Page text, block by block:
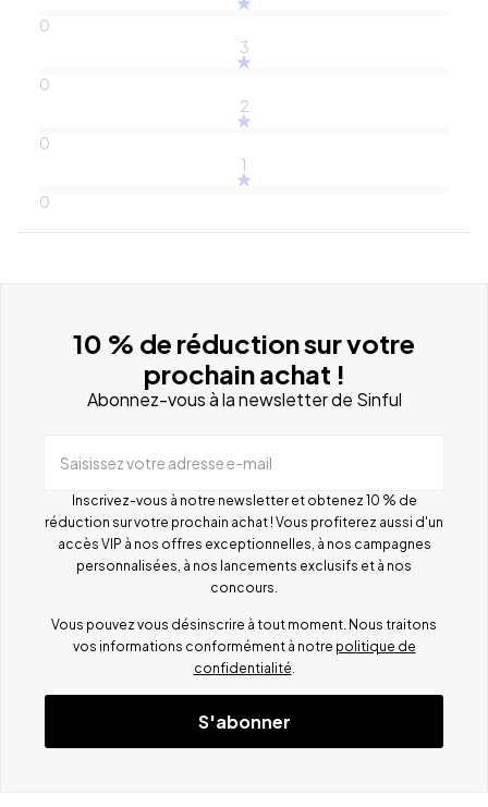
0
3
0
2
0
1
0
10 % de réduction sur votre
prochain achat !
Abonnez-vous à la newsletter de Sinful
Saisissez votre adresse e-mail
Inscrivez-vous à notre newsletter et obtenez 10 % de
réduction sur votre prochain achat ! Vous profiterez aussi d'un
accès VIP à nos offres exceptionnelles, à nos campagnes
personnalisées, à nos lancements exclusifs et à nos
concours.
Vous pouvez vous désinscrire à tout moment. Nous traitons
vos informations conformément à notre politique de
confidentialité
S'abonner